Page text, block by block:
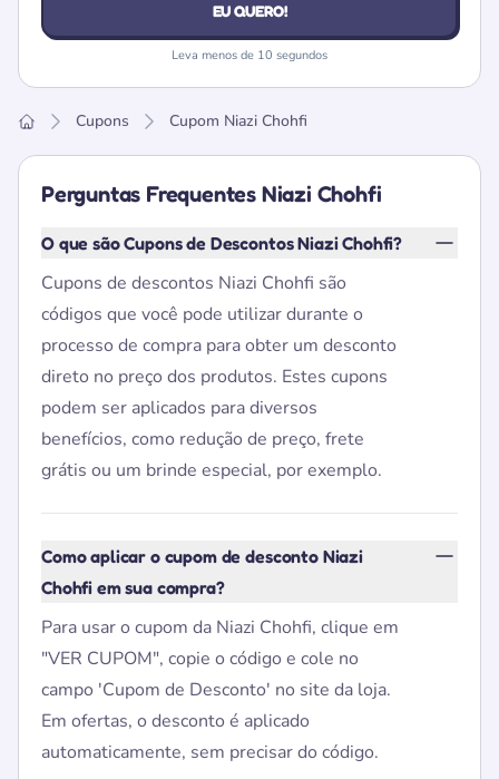
EU QUERO!
Leva menos de 10 segundos
Cupons Cupom Niazi Chohfi
Perguntas Frequentes Niazi Chohfi
O que são Cupons de Descontos Niazi Chohfi?
Cupons de descontos Niazi Chohfi são
códigos que você pode utilizar durante o
processo de compra para obter um desconto
direto no preço dos produtos. Estes cupons
podem ser aplicados para diversos
benefícios, como redução de preço, frete
grátis ou um brinde especial, por exemplo.
Como aplicar o cupom de desconto Niazi
Chohfi em sua compra?
Para usar o cupom da Niazi Chohfi, clique em
"VER CUPOM", copie o código e cole no
campo 'Cupom de Desconto' no site da loja.
Em ofertas, o desconto é aplicado
automaticamente, sem precisar do código.